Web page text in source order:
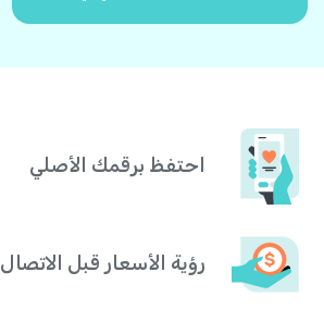
احتفظ برقمك الأصلي
رؤية الأسعار قبل الاتصال